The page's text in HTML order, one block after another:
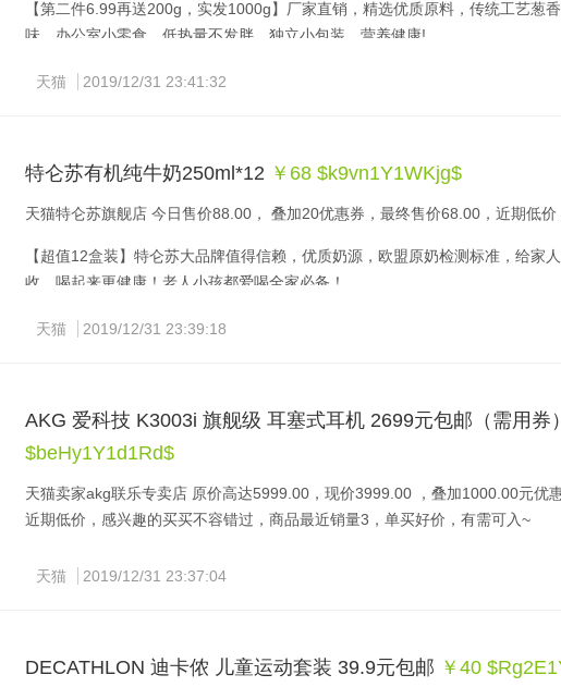
【第二件6.99再送200g，实发1000g】厂家直销，精选优质原料，传统工艺葱
味，办公室小零食，低热量不发胖，独立小包装，营养健康!
天猫 2019/12/31 23:41:32
特仑苏有机纯牛奶250ml*12 ￥68 $k9vn1Y1WKjg$
天猫特仑苏旗舰店 今日售价88.00， 叠加20优惠券，最终售价68.00，近期低价
【超值12盒装】特仑苏大品牌值得信赖，优质奶源，欧盟原奶检测标准，给家
收，喝起来更健康！老人小孩都爱喝全家必备！
天猫 2019/12/31 23:39:18
AKG 爱科技 K3003i 旗舰级 耳塞式耳机 2699元包邮（需用券）
$beHy1Y1d1Rd$
天猫卖家akg联乐专卖店 原价高达5999.00，现价3999.00 ，叠加1000.00元优
近期低价，感兴趣的买买不容错过，商品最近销量3，单买好价，有需可入~
来自音乐之乡奥地利的AKG，出品了K420到K701等叫好又叫座的耳机产品，
称为“奥地利的咏叹”，觑视着单元和调音的圣杯。作为万元级壕品，K3003i的
动圈单元与动铁单元进行独立调音。K3003i标配的三个不同调音风格的滤网盘分
天猫 2019/12/31 23:37:04
DECATHLON 迪卡侬 儿童运动套装 39.9元包邮 ￥40